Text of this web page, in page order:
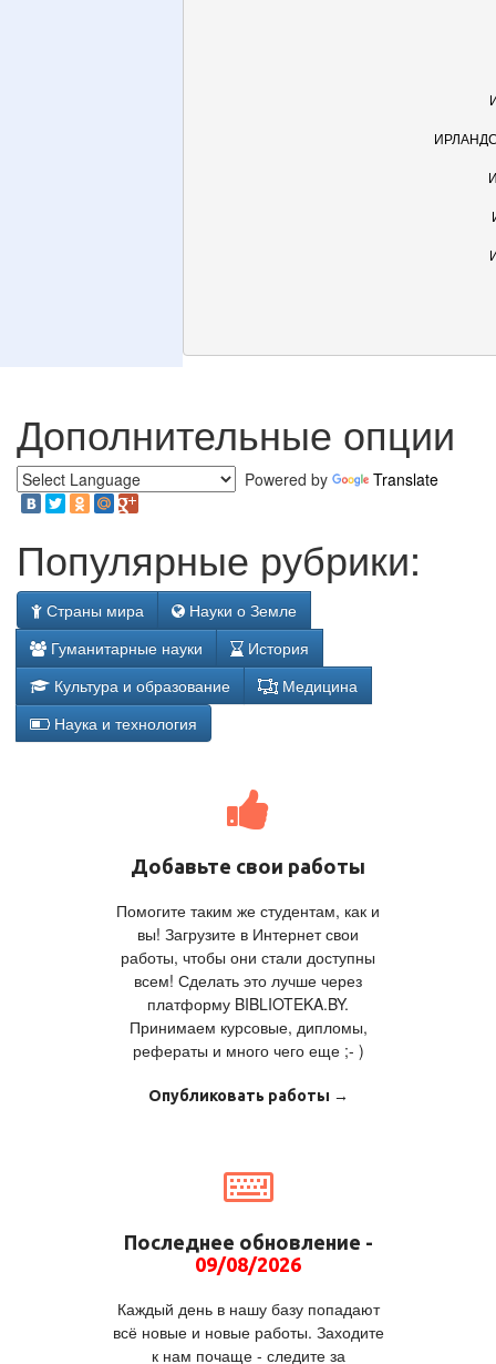
Дополнительные опции
Powered by Translate
Популярные рубрики:
Страны мира
Науки о Земле
Гуманитарные науки
История
Культура и образование
Медицина
Наука и технология
Добавьте свои работы
Помогите таким же студентам, как и
вы! Загрузите в Интернет свои
работы, чтобы они стали доступны
всем! Сделать это лучше через
платформу BIBLIOTEKA.BY.
Принимаем курсовые, дипломы,
рефераты и много чего еще ;- )
Опубликовать работы →
Последнее обновление -
09/08/2026
Каждый день в нашу базу попадают
всё новые и новые работы. Заходите
к нам почаще - следите за